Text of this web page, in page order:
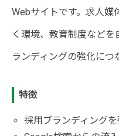
Webサイトです。求人媒
く環境、教育制度など
ランディングの強化につ
特徴
採用ブランディング